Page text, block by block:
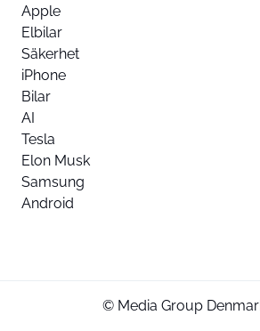
Apple
Elbilar
Säkerhet
iPhone
Bilar
AI
Tesla
Elon Musk
Samsung
Android
© Media Group